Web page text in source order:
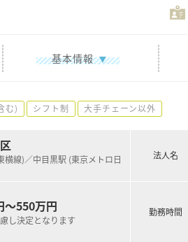
基本情報
む) シフト制 大手チェーン以外
横線)／中目黒駅 (東京メトロ日
～550万円
し決定となります
法人名
勤務時間